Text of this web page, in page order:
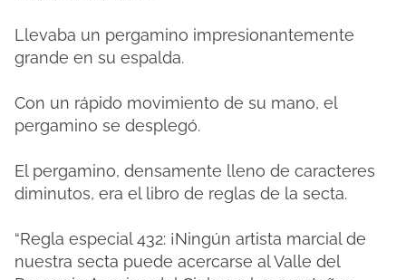
Llevaba un pergamino impresionantemente
grande en su espalda.
Con un rápido movimiento de su mano, el
pergamino se desplegó.
El pergamino, densamente lleno de caracteres
diminutos, era el libro de reglas de la secta.
“Regla especial 432: ¡Ningún artista marcial de
nuestra secta puede acercarse al Valle del